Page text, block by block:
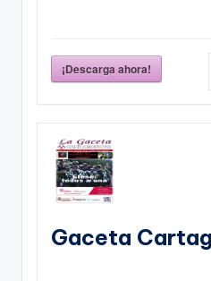
¡Descarga ahora!
Gaceta